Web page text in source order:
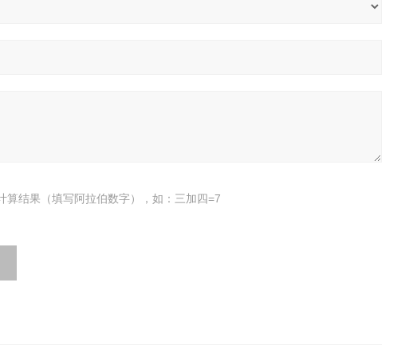
算结果（填写阿拉伯数字），如：三加四=7